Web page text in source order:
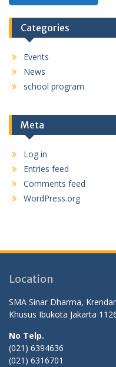
Categories
Events
News
school program
Meta
Log in
Entries feed
Comments feed
WordPress.org
Location
SMA Sinar Dharma,
Khusus Ibukota Jakarta
No Telp.
(021) 6394636
(021) 6316701